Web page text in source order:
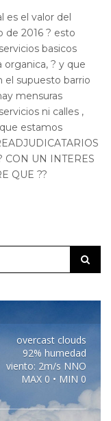
es el valor del
de 2016 ? esto
basicos
organica, ? y que
el supuesto barrio
mensuras
ni calles ,
estamos
CON UN INTERES
QUE ??
overcast clouds
92% humedad
viento: 2m/s NNO
MAX 0 • MIN 0